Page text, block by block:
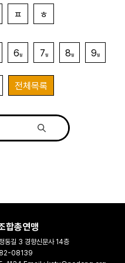
ㅍ ㅎ
6월 7월 8월 9월
전체목록
합총연맹
동길 3 경향신문사 14층
82-08139